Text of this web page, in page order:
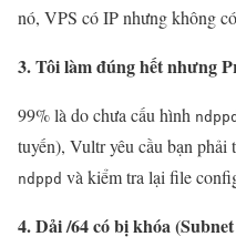
nó, VPS có IP nhưng không
3. Tôi làm đúng hết nhưng
99% là do chưa cấu hình ndppd
tuyến), Vultr yêu cầu bạn phải
ndppd và kiểm tra lại file
4. Dải /64 có bị khóa